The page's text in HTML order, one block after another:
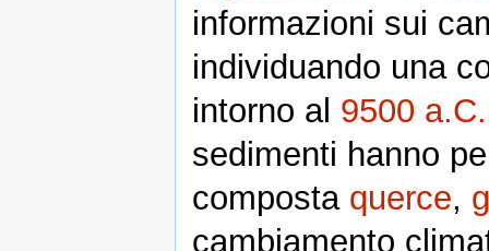
informazioni sui
individuando una
intorno al 9500 a.C.
sedimenti hanno
composta querce,
cambiamento